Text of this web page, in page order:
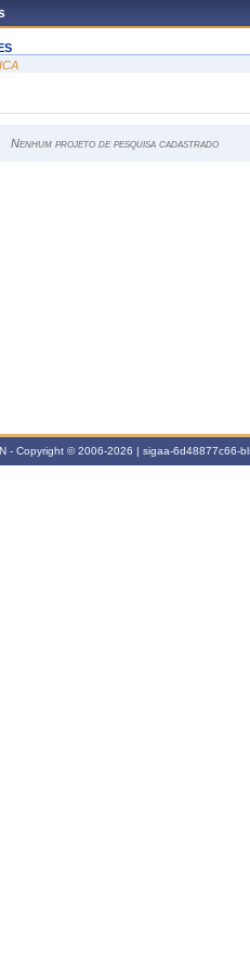
Nenhum projeto de pesquisa cadastrado
- Copyright © 2006-2026 | sigaa-6d48877c66-